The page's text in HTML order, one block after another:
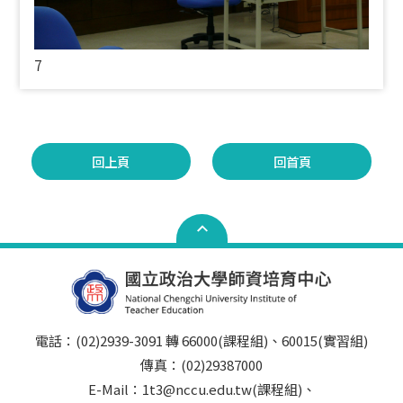
7
回上頁 回首頁
電話：(02)2939-3091 轉 66000(課程組)、60015(實習組)
傳真：(02)29387000
E-Mail：1t3@nccu.edu.tw(課程組)、